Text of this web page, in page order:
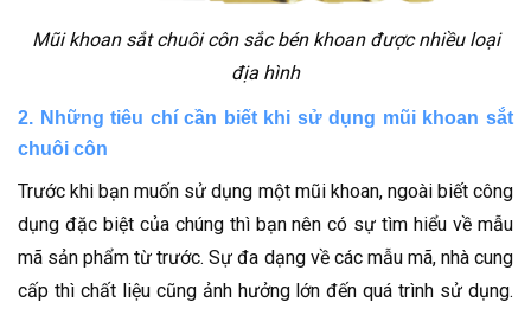
Mũi khoan sắt chuôi côn sắc bén khoan được nhiều loại
địa hình
2. Những tiêu chí cần biết khi sử dụng mũi khoan sắt
chuôi côn
Trước khi bạn muốn sử dụng một mũi khoan, ngoài biết công
dụng đặc biệt của chúng thì bạn nên có sự tìm hiểu về mẫu
mã sản phẩm từ trước. Sự đa dạng về các mẫu mã, nhà cung
cấp thì chất liệu cũng ảnh hưởng lớn đến quá trình sử dụng.